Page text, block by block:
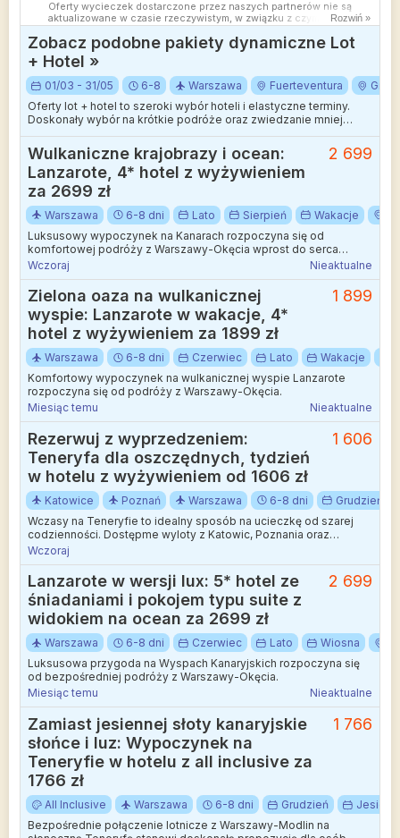
Oferty wycieczek dostarczone przez naszych partnerów nie są
aktualizowane w czasie rzeczywistym, w związku z czym ceny i
Dokładamy wszelkich starań aby rozbieżności były jak najmniejsze.
Rozwiń »
Zobacz podobne pakiety dynamiczne Lot
+ Hotel »
01/03 - 31/05 6-8 Warszawa Fuerteventura
Gran
Oferty lot + hotel to szeroki wybór hoteli i elastyczne terminy.
Doskonały wybór na krótkie podróże oraz zwiedzanie mniej
wakacyjnych kierunków.
Wulkaniczne krajobrazy i ocean:
Lanzarote, 4* hotel z wyżywieniem
za 2699 zł
2 699
Warszawa 6-8 dni Lato Sierpień Wakacje
Luksusowy wypoczynek na Kanarach rozpoczyna się od
komfortowej podróży z Warszawy-Okęcia wprost do serca
archipelagu.
Wczoraj Nieaktualne
Zielona oaza na wulkanicznej
wyspie: Lanzarote w wakacje, 4*
hotel z wyżywieniem za 1899 zł
1 899
Warszawa 6-8 dni Czerwiec Lato Wakacje
Komfortowy wypoczynek na wulkanicznej wyspie Lanzarote
rozpoczyna się od podróży z Warszawy-Okęcia.
Miesiąc temu
Nieaktualne
Rezerwuj z wyprzedzeniem:
Teneryfa dla oszczędnych, tydzień
w hotelu z wyżywieniem od 1606 zł
1 606
Katowice Poznań Warszawa 6-8 dni
Grudzień
Wczasy na Teneryfie to idealny sposób na ucieczkę od szarej
codzienności. Dostępme wyloty z Katowic, Poznania oraz
Warszawy.
Wczoraj
Lanzarote w wersji lux: 5* hotel ze
śniadaniami i pokojem typu suite z
widokiem na ocean za 2699 zł
2 699
Warszawa 6-8 dni Czerwiec Lato Wiosna
Luksusowa przygoda na Wyspach Kanaryjskich rozpoczyna się
od bezpośredniej podróży z Warszawy-Okęcia.
Miesiąc temu
Nieaktualne
Zamiast jesiennej słoty kanaryjskie
słońce i luz: Wypoczynek na
Teneryfie w hotelu z all inclusive za
1766 zł
1 766
All Inclusive Warszawa 6-8 dni Grudzień
Jesień
Bezpośrednie połączenie lotnicze z Warszawy-Modlin na